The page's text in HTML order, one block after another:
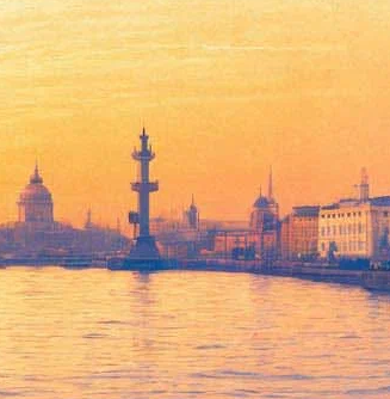
бокса Санкт-Петербурга. Начало — 24
накануне тема, — Европа в эпоху Великого
6+